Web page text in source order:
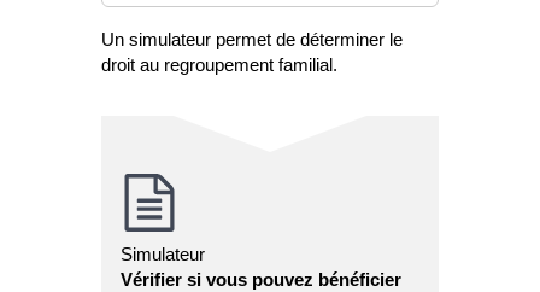
Un simulateur permet de déterminer le
droit au regroupement familial.
Simulateur
Vérifier si vous pouvez bénéficier